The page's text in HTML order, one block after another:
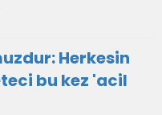
Herkesin
bu kez 'acil